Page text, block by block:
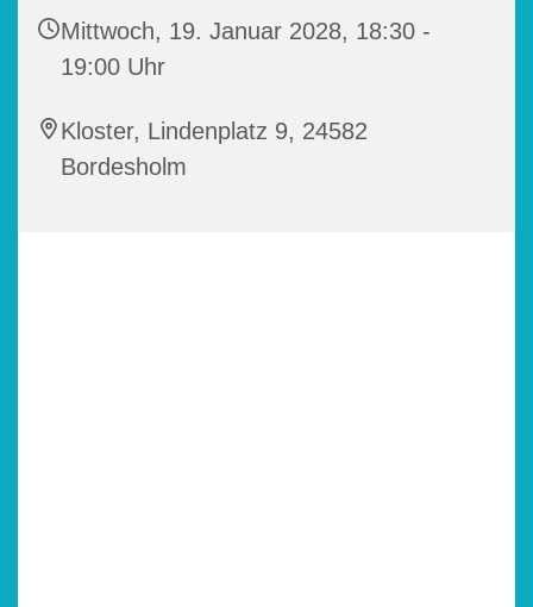
Mittwoch, 19. Januar 2028, 18:30 -
19:00 Uhr
Kloster, Lindenplatz 9, 24582
Bordesholm